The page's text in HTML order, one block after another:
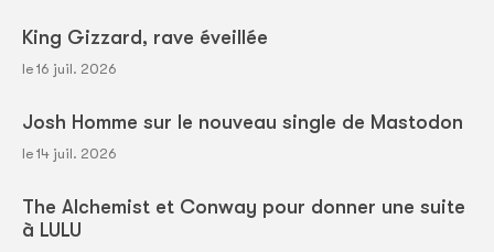
King Gizzard, rave éveillée
le 16 juil. 2026
Josh Homme sur le nouveau single de Mastodon
le 14 juil. 2026
The Alchemist et Conway pour donner une suite
à LULU